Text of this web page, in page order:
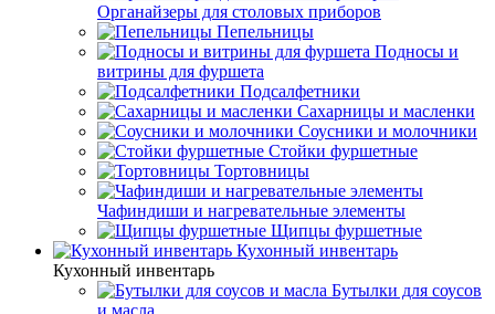
Органайзеры для столовых приборов
Пепельницы
Подносы и
витрины для фуршета
Подсалфетники
Сахарницы и масленки
Соусники и молочники
Стойки фуршетные
Тортовницы
Чафиндиши и нагревательные элементы
Щипцы фуршетные
Кухонный инвентарь
Кухонный инвентарь
Бутылки для соусов
и масла